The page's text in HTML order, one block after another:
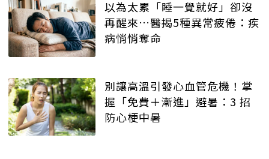
以為太累「睡一覺就好」卻沒
再醒來…醫揭5種異常疲倦：疾
病悄悄奪命
別讓高溫引發心血管危機！掌
握「免費＋漸進」避暑：3 招
防心梗中暑